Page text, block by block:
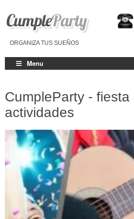
ORGANIZA TUS SUEÑOS
Menu
CumpleParty - fiesta
actividades